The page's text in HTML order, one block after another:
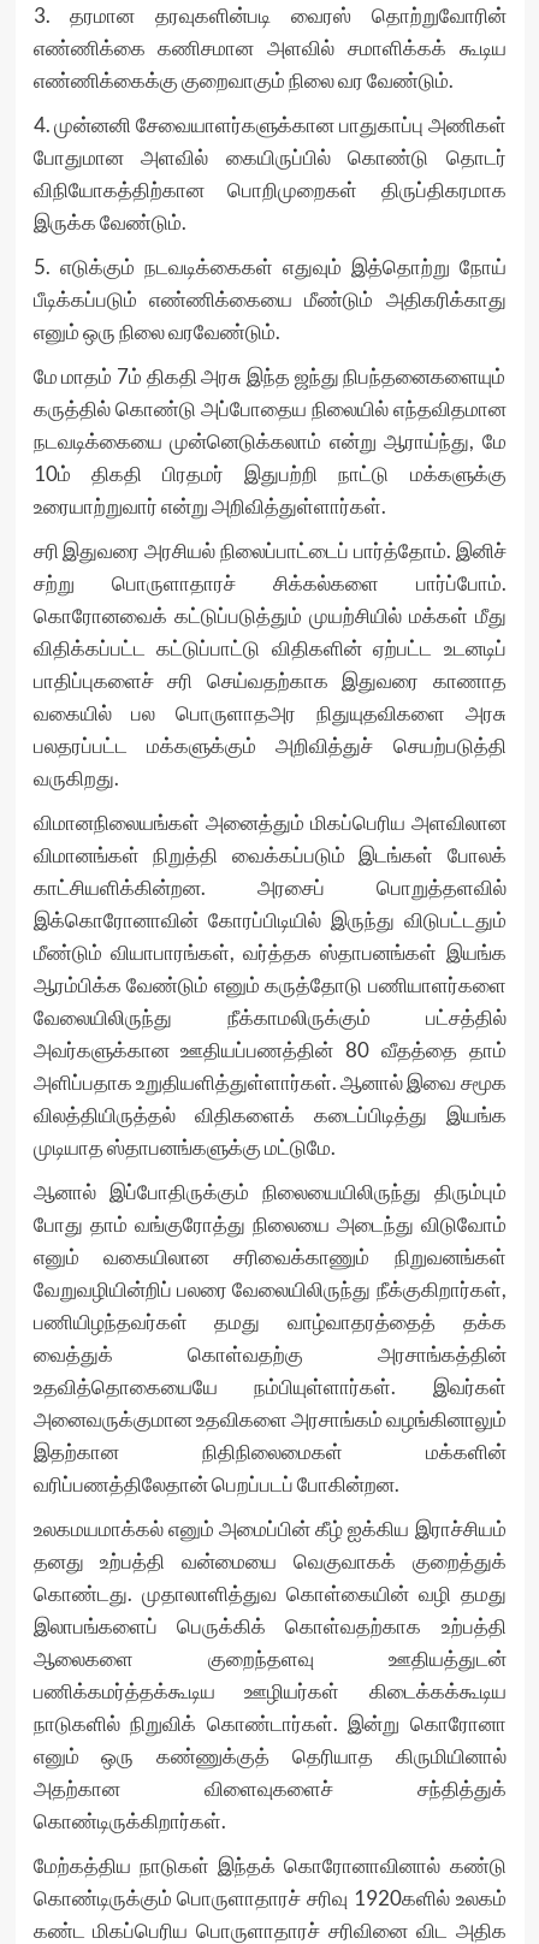
3. தரமான தரவுகளின்படி வைரஸ் தொற்றுவோரின்
எண்ணிக்கை கணிசமான அளவில் சமாளிக்கக் கூடிய
எண்ணிக்கைக்கு குறைவாகும் நிலை வர வேண்டும்.
4. முன்னனி சேவையாளர்களுக்கான பாதுகாப்பு அணிகள்
போதுமான அளவில் கையிருப்பில் கொண்டு தொடர்
விநியோகத்திற்கான பொறிமுறைகள் திருப்திகரமாக
இருக்க வேண்டும்.
5. எடுக்கும் நடவடிக்கைகள் எதுவும் இத்தொற்று நோய்
பீடிக்கப்படும் எண்ணிக்கையை மீண்டும் அதிகரிக்காது
எனும் ஒரு நிலை வரவேண்டும்.
மே மாதம் 7ம் திகதி அரசு இந்த ஜந்து நிபந்தனைகளையும்
கருத்தில் கொண்டு அப்போதைய நிலையில் எந்தவிதமான
நடவடிக்கையை முன்னெடுக்கலாம் என்று ஆராய்ந்து, மே
10ம் திகதி பிரதமர் இதுபற்றி நாட்டு மக்களுக்கு
உரையாற்றுவார் என்று அறிவித்துள்ளார்கள்.
சரி இதுவரை அரசியல் நிலைப்பாட்டைப் பார்த்தோம். இனிச்
சற்று பொருளாதாரச் சிக்கல்களை பார்ப்போம்.
கொரோனவைக் கட்டுப்படுத்தும் முயற்சியில் மக்கள் மீது
விதிக்கப்பட்ட கட்டுப்பாட்டு விதிகளின் ஏற்பட்ட உடனடிப்
பாதிப்புகளைச் சரி செய்வதற்காக இதுவரை காணாத
வகையில் பல பொருளாதஅர நிதுயுதவிகளை அரசு
பலதரப்பட்ட மக்களுக்கும் அறிவித்துச் செயற்படுத்தி
வருகிறது.
விமானநிலையங்கள் அனைத்தும் மிகப்பெரிய அளவிலான
விமானங்கள் நிறுத்தி வைக்கப்படும் இடங்கள் போலக்
காட்சியளிக்கின்றன. அரசைப் பொறுத்தளவில்
இக்கொரோனாவின் கோரப்பிடியில் இருந்து விடுபட்டதும்
மீண்டும் வியாபாரங்கள், வர்த்தக ஸ்தாபனங்கள் இயங்க
ஆரம்பிக்க வேண்டும் எனும் கருத்தோடு பணியாளர்களை
வேலையிலிருந்து நீக்காமலிருக்கும் பட்சத்தில்
அவர்களுக்கான ஊதியப்பணத்தின் 80 வீதத்தை தாம்
அளிப்பதாக உறுதியளித்துள்ளார்கள். ஆனால் இவை சமூக
விலத்தியிருத்தல் விதிகளைக் கடைப்பிடித்து இயங்க
முடியாத ஸ்தாபனங்களுக்கு மட்டுமே.
ஆனால் இப்போதிருக்கும் நிலையையிலிருந்து திரும்பும்
போது தாம் வங்குரோத்து நிலையை அடைந்து விடுவோம்
எனும் வகையிலான சரிவைக்காணும் நிறுவனங்கள்
வேறுவழியின்றிப் பலரை வேலையிலிருந்து நீக்குகிறார்கள்,
பணியிழந்தவர்கள் தமது வாழ்வாதரத்தைத் தக்க
வைத்துக் கொள்வதற்கு அரசாங்கத்தின்
உதவித்தொகையையே நம்பியுள்ளார்கள். இவர்கள்
அனைவருக்குமான உதவிகளை அரசாங்கம் வழங்கினாலும்
இதற்கான நிதிநிலைமைகள் மக்களின்
வரிப்பணத்திலேதான் பெறப்படப் போகின்றன.
உலகமயமாக்கல் எனும் அமைப்பின் கீழ் ஐக்கிய இராச்சியம்
தனது உற்பத்தி வன்மையை வெகுவாகக் குறைத்துக்
கொண்டது. முதாலாளித்துவ கொள்கையின் வழி தமது
இலாபங்களைப் பெருக்கிக் கொள்வதற்காக உற்பத்தி
ஆலைகளை குறைந்தளவு ஊதியத்துடன்
பணிக்கமர்த்தக்கூடிய ஊழியர்கள் கிடைக்கக்கூடிய
நாடுகளில் நிறுவிக் கொண்டார்கள். இன்று கொரோனா
எனும் ஒரு கண்ணுக்குத் தெரியாத கிருமியினால்
அதற்கான விளைவுகளைச் சந்தித்துக்
கொண்டிருக்கிறார்கள்.
மேற்கத்திய நாடுகள் இந்தக் கொரோனாவினால் கண்டு
கொண்டிருக்கும் பொருளாதாரச் சரிவு 1920களில் உலகம்
கண்ட மிகப்பெரிய பொருளாதாரச் சரிவினை விட அதிக